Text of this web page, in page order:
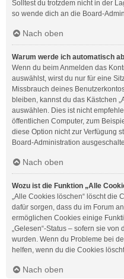
Solltest du trotzdem nicht in der
so wende dich an die Board-
Nach oben
Warum werde ich automatisch
Wenn du beim Anmelden das
auswählst, wirst du nur für eine
Missbrauch deines
bleiben, kannst du das Kästchen
auswählen. Dies ist nicht
öffentlichen Computer, zum
diese Option nicht zur Verfügung
Board-Administration
Nach oben
Wozu ist die Funktion „Alle
„Alle Cookies löschen“ löscht die
dafür sorgen, dass du im Forum
ermöglichen Cookies einige
„Gelesen“-Status – sofern sie
wurden. Wenn du Probleme bei
helfen, wenn du die Cookies
Nach oben